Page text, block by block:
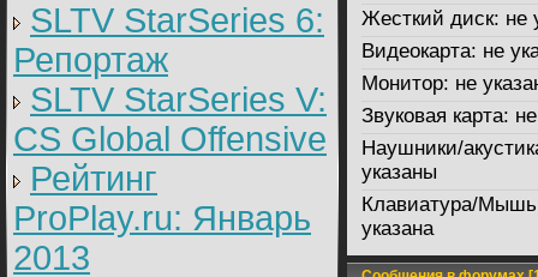
SLTV StarSeries 6:
Репортаж
SLTV StarSeries V:
CS Global Offensive
Рейтинг
ProPlay.ru: Январь
2013
Жесткий диск: не
Видеокарта: не
Монитор: не
Звуковая карта:
Наушники/
указаны
Клавиатура/
указана